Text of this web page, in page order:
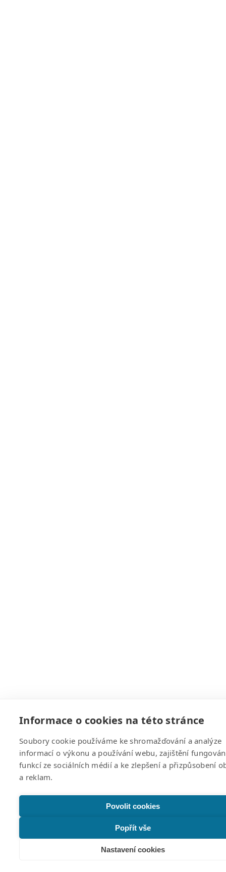
Informace o cookies na této stránce
Soubory cookie používáme ke shromažďování a analýze
informací o výkonu a používání webu, zajištění
funkcí ze sociálních médií a ke zlepšení a přizpůsobení
a reklam.
Povolit cookies
Popřít vše
Nastavení cookies